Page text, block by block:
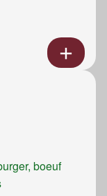
boeuf